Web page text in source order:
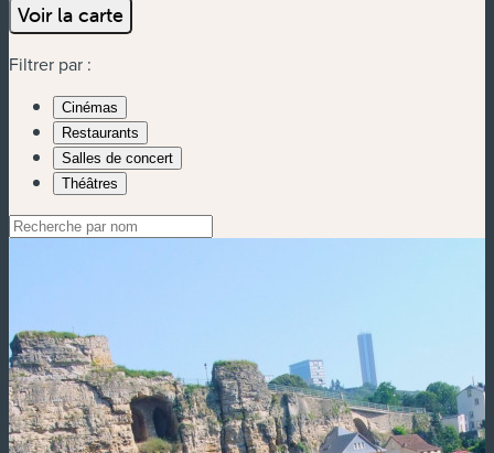
Voir la carte
Filtrer par :
Cinémas
Restaurants
Salles de concert
Théâtres
Toute la liste affichée